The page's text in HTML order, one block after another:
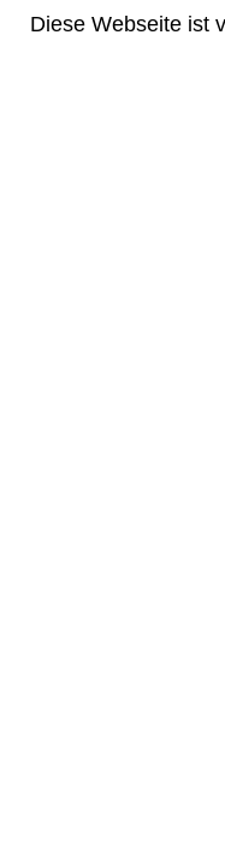
Diese Webseite ist